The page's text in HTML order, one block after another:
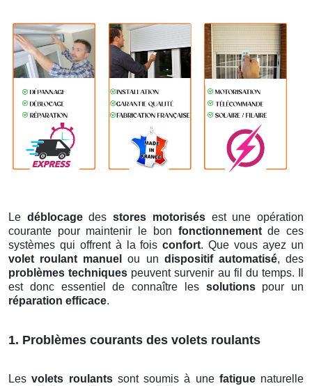
Le déblocagedesstores motorisésest une opération
courante pour maintenir le bon fonctionnementde ces
systèmes qui offrent à la foisconfort. Que vous ayez un
volet roulant manuel
ou un dispositif automatisé, des
problèmes techniques peuvent survenir au fil du temps. Il
est donc essentiel de connaître les solutionspour un
réparation efficace.
1. Problèmes courants des volets roulants
Lesvolets roulantssont soumis à une fatiguenaturelle